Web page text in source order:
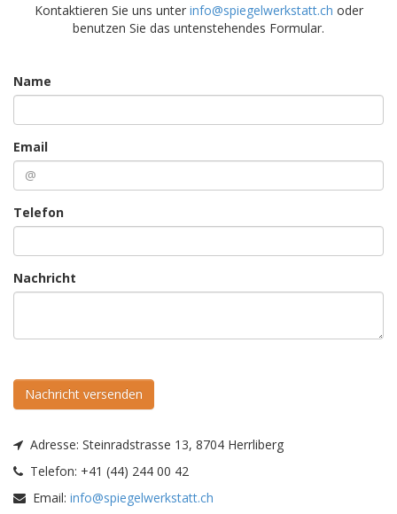
Kontaktieren Sie uns unter info@spiegelwerkstatt.ch oder
benutzen Sie das untenstehendes Formular.
Name
Email
Telefon
Nachricht
Nachricht versenden
Adresse: Steinradstrasse 13, 8704 Herrliberg
Telefon: +41 (44) 244 00 42
Email: info@spiegelwerkstatt.ch